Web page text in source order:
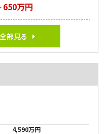
650万円
部見る
4,590万円